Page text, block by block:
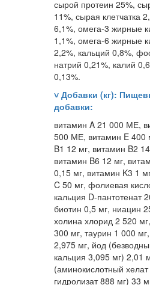
сырой протеин 25%,
11%, сырая клетчатка
6,1%, омега-3 жирные
1,1%, омега-6 жирные
2,2%, кальций 0,8%,
натрий 0,21%, калий
0,13%.
˅ Добавки (кг):
добавки:
витамин A 21 000 МЕ,
500 МЕ, витамин E 400
B1 12 мг, витамин B2
витамин B6 12 мг,
0,15 мг, витамин K3 1
C 50 мг, фолиевая
кальция D-пантотенат
биотин 0,5 мг, ниацин
холина хлорид 2 520
300 мг, таурин 1 000
2,975 мг, йод
кальция 3,095 мг) 2,01
(аминокислотный
гидролизат 888 мг) 33